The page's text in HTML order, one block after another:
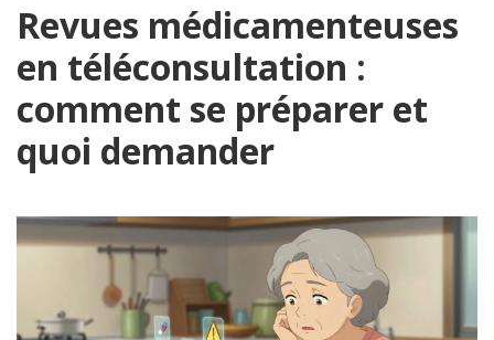
Revues médicamenteuses
en téléconsultation :
comment se préparer et
quoi demander